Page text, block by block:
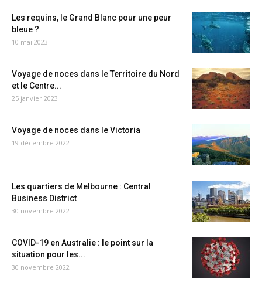
Les requins, le Grand Blanc pour une peur
bleue ?
10 mai 2023
Voyage de noces dans le Territoire du Nord
et le Centre...
25 janvier 2023
Voyage de noces dans le Victoria
19 décembre 2022
Les quartiers de Melbourne : Central
Business District
30 novembre 2022
COVID-19 en Australie : le point sur la
situation pour les...
30 novembre 2022